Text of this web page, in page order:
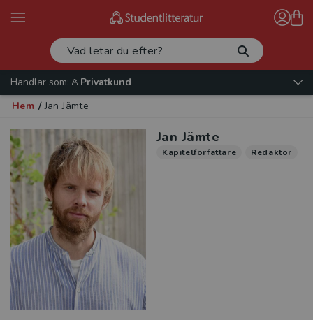
Handlar som:
Privatkund
Hem / Jan Jämte
Jan Jämte
Kapitelförfattare Redaktör